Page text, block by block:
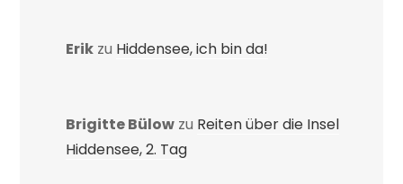
Erik zu Hiddensee, ich bin da!
Brigitte Bülow zu Reiten über die Insel
Hiddensee, 2. Tag